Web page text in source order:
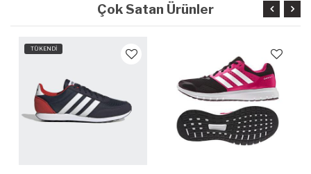
Çok Satan Ürünler
TÜKENDİ